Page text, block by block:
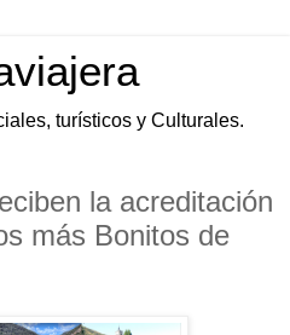
turísticos y Culturales.
la acreditación
más Bonitos de